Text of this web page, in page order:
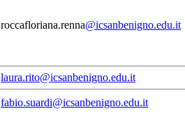
roccafloriana.renna@icsanbenigno.edu.it
laura.rito@icsanbenigno.edu.it
fabio.suardi@icsanbenigno.edu.it